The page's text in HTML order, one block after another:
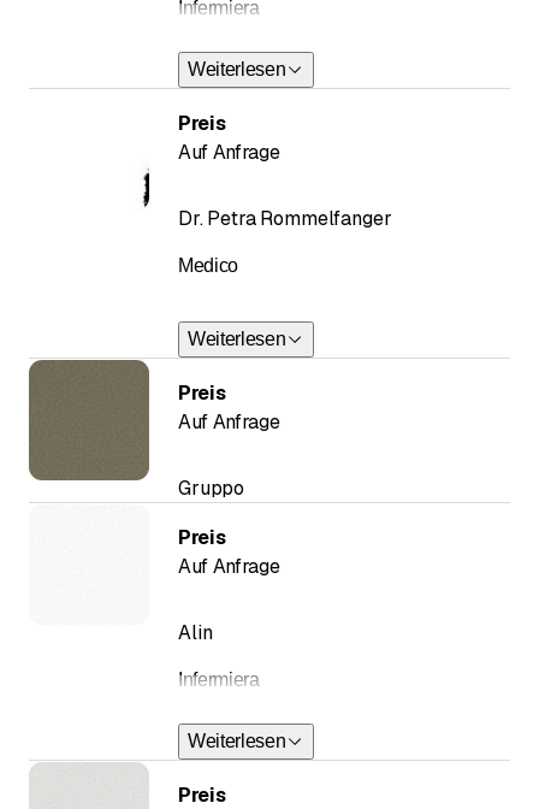
Infermiera
Weiterlesen
Dr. Petra Rommelfanger
Medico
-terapia neurale
-medicina tradizionale europea dei 4
Weiterlesen
Preis
Auf Anfrage
Gruppo
Preis
Auf Anfrage
Alin
Infermiera
Weiterlesen
Preis
Auf Anfrage
Preis